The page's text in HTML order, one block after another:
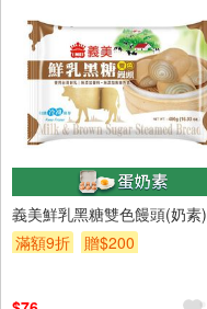
義美鮮乳黑糖雙色饅頭(奶素)
滿額9折
贈$200